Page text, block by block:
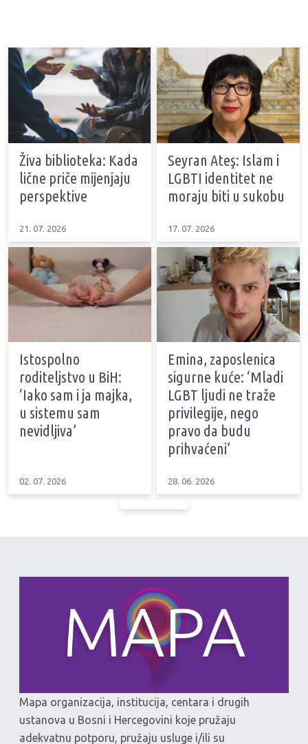
Živa biblioteka: Kada
lične priče mijenjaju
perspektive
21. 07. 2026
Seyran Ateş: Islam i
LGBTI identitet ne
moraju biti u sukobu
17. 07. 2026
Istospolno
roditeljstvo u BiH:
‘Iako sam i ja majka,
u sistemu sam
nevidljiva’
02. 07. 2026
Emina, zaposlenica
sigurne kuće: ‘Mladi
LGBT ljudi ne traže
privilegije, nego
pravo da budu
prihvaćeni’
28. 06. 2026
Mapa organizacija, institucija, centara i drugih
ustanova u Bosni i Hercegovini koje pružaju
adekvatnu potporu, pružaju usluge i/ili su